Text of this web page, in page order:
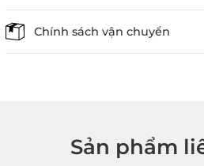
Chính sách vận chuyển
1. Mua hàng trực tiếp tại
Sản phẩm